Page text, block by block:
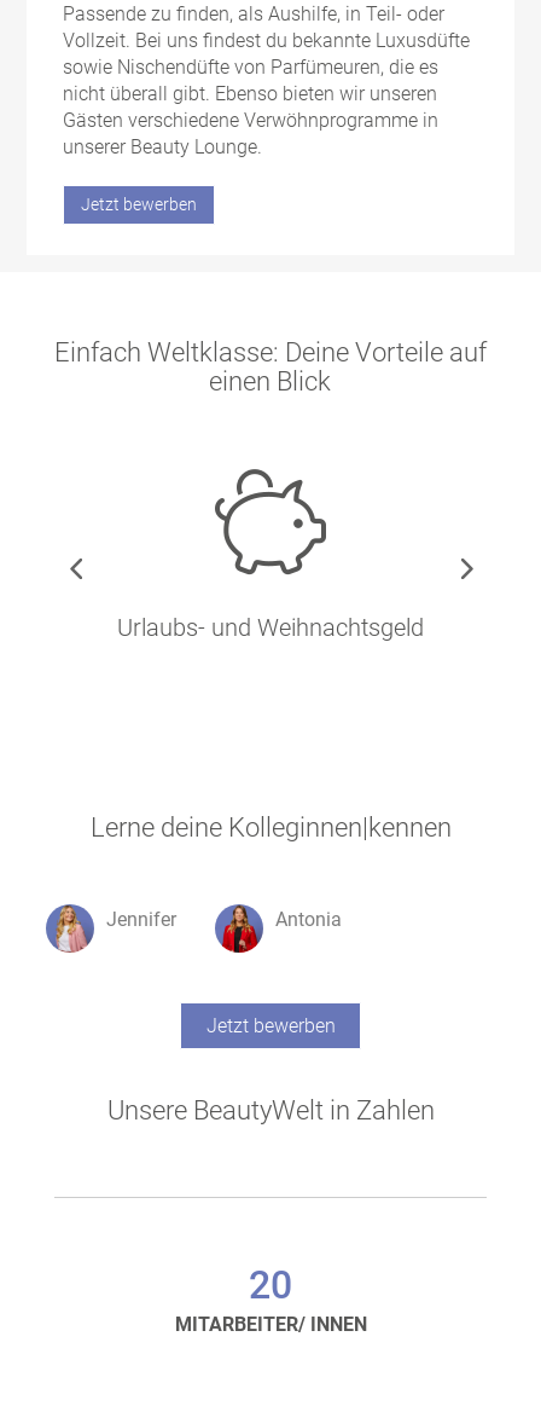
Passende zu finden, als Aushilfe, in Teil- oder
Vollzeit. Bei uns findest du bekannte Luxusdüfte
sowie Nischendüfte von Parfümeuren, die es
nicht überall gibt. Ebenso bieten wir unseren
Gästen verschiedene Verwöhnprogramme in
unserer Beauty Lounge.
Jetzt bewerben
Einfach Weltklasse: Deine Vorteile auf
einen Blick
Urlaubs- und Weihnachtsgeld
Lerne deine Kolleginnen kennen
Jennifer Antonia
Jetzt bewerben
Unsere BeautyWelt in Zahlen
20
MITARBEITER/ INNEN